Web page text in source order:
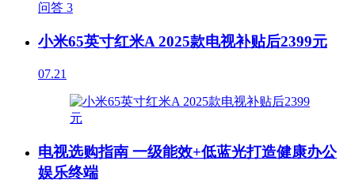
问答 3
小米65英寸红米A 2025款电视补贴后2399元
07.21
电视选购指南 一级能效+低蓝光打造健康办公
娱乐终端